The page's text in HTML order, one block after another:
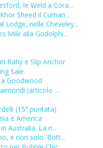
le Weld a Cora...
Sheed il Cuman...
Lodge, nelle Cheveley...
Mile alla Godolphi...
Rahy e Slip Anchor
Sale.
Goodwood
(articolo ...
(15° puntata)
e America
Australia. La ri...
e non solo. Bott...